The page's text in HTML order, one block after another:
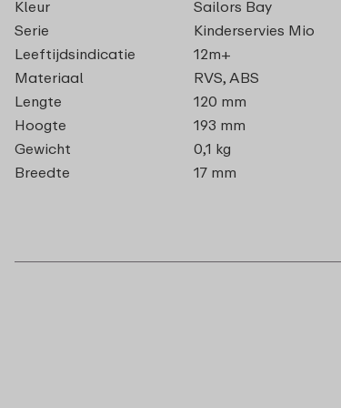
Kleur
Sailors Bay
Serie
Kinderservies Mio
Leeftijdsindicatie
12m+
Materiaal
RVS, ABS
Lengte
120 mm
Hoogte
193 mm
Gewicht
0,1 kg
Breedte
17 mm